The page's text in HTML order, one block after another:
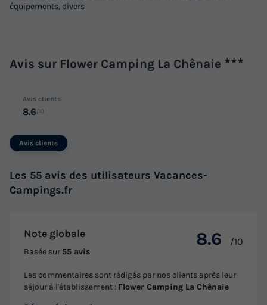
équipements, divers
Avis sur Flower Camping La Chênaie ★★★
Avis clients
8.6/10
Avis clients
Les 55 avis des utilisateurs Vacances-
Campings.fr
Note globale
Basée sur 55 avis
8.6 /10
Les commentaires sont rédigés par nos clients après leur
séjour à l'établissement : Flower Camping La Chênaie